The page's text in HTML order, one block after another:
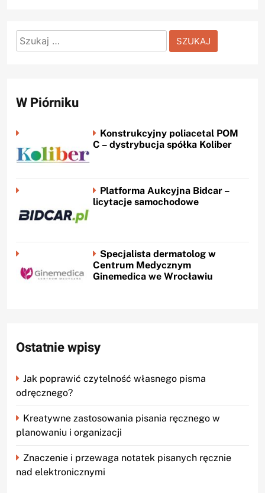
Szukaj:
W Piórniku
Konstrukcyjny poliacetal POM
C – dystrybucja spółka Koliber
Platforma Aukcyjna Bidcar –
licytacje samochodowe
Specjalista dermatolog w
Centrum Medycznym
Ginemedica we Wrocławiu
Ostatnie wpisy
Jak poprawić czytelność własnego pisma
odręcznego?
Kreatywne zastosowania pisania ręcznego w
planowaniu i organizacji
Znaczenie i przewaga notatek pisanych ręcznie
nad elektronicznymi